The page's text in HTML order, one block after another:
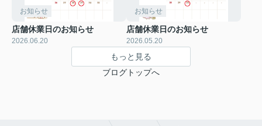
お知らせ
店舗休業日のお知らせ
2026.06.20
お知らせ
店舗休業日のお知らせ
2026.05.20
もっと見る
ブログトップへ